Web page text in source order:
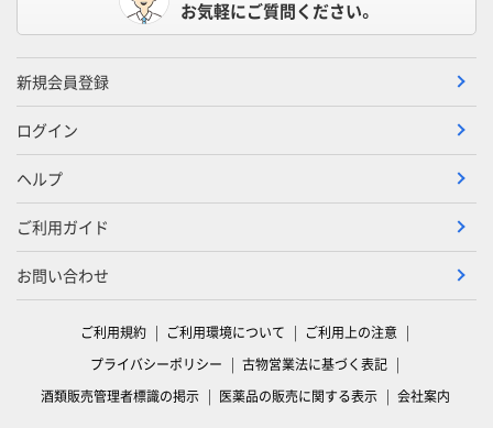
お気軽にご質問ください。
新規会員登録
ログイン
ヘルプ
ご利用ガイド
お問い合わせ
ご利用規約 ご利用環境について
ご利用上の注意
プライバシーポリシー
古物営業法に基づく表記
酒類販売管理者標識の掲示
医薬品の販売に関する表示 会社案内